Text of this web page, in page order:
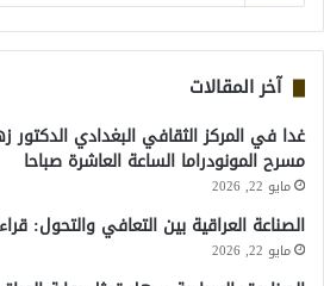
آخر المقالات
غدا في المركز الثقافي البغدادي الدكتور
مسرح المونودراما الساعة العاشرة صباحا
مايو 22, 2026
الصناعة العراقية بين التعافي والتحول: قراءة في
مايو 22, 2026